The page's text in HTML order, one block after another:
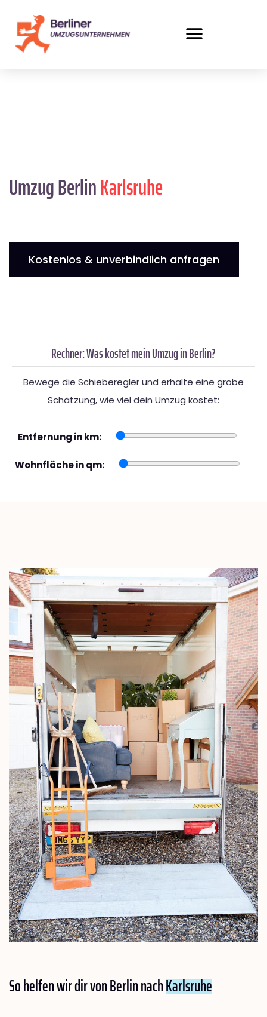
Umzug BerlinKarlsruhe
Kostenlos & unverbindlich anfragen
Rechner: Was kostet mein Umzug in Berlin?
Bewege die Schieberegler und erhalte eine grobe
Schätzung, wie viel dein Umzug kostet:
Entfernung in km:
Wohnfläche in qm:
So helfen wir dir von Berlin nachKarlsruhe